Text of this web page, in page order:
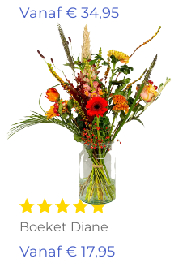
Vanaf € 34,95
Boeket Diane
Vanaf € 17,95